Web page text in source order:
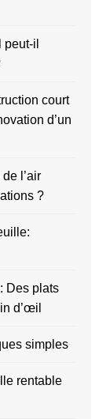
il
court
d’un
l’air
?
Des plats
d’œil
simples
rentable